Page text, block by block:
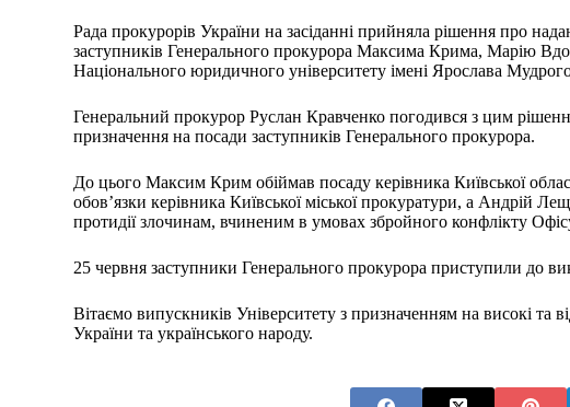
Рада прокурорів України на засіданні прийняла рішення про
заступників Генерального прокурора Максима Крима, Марію
Національного юридичного університету імені Ярослава
Генеральний прокурор Руслан Кравченко погодився з цим
призначення на посади заступників Генерального прокурора.
До цього Максим Крим обіймав посаду керівника Київської
обов’язки керівника Київської міської прокуратури, а Андрій
протидії злочинам, вчиненим в умовах збройного конфлікту
25 червня заступники Генерального прокурора приступили до
Вітаємо випускників Університету з призначенням на високі та
України та українського народу.